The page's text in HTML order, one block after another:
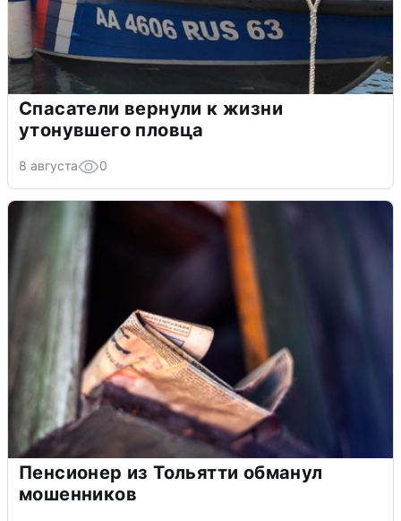
Спасатели вернули к жизни
утонувшего пловца
8 августа 0
Пенсионер из Тольятти обманул
мошенников